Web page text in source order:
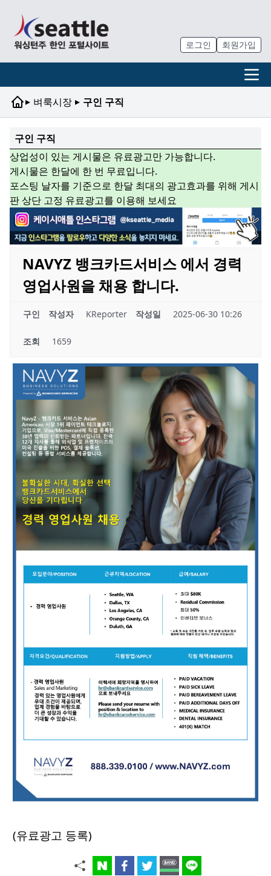
로그인 회원가입
▸ 벼룩시장 ▸ 구인 구직
구인 구직
상업성이 있는 게시물은 유료광고만 가능합니다.
게시물은 한달에 한 번 무료입니다.
포스팅 날자를 기준으로 한달 최대의 광고효과를 위해 게시
판 상단 고정 유료광고를 이용해 보세요
NAVYZ 뱅크카드서비스 에서 경력
영업사원을 채용 합니다.
구인 작성자 KReporter 작성일 2025-06-30 10:26
조회 1659
(유료광고 등록)